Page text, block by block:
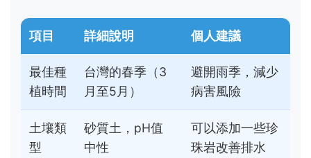
項目 詳細說明 個人建議
最佳種
植時間
台灣的春季（3
月至5月）
避開雨季，減少
病害風險
土壤類
型
砂質土，pH值
中性
可以添加一些珍
珠岩改善排水